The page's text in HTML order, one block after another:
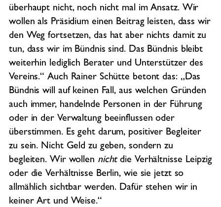
überhaupt nicht, noch nicht mal im Ansatz. Wir
wollen als Präsidium einen Beitrag leisten, dass wir
den Weg fortsetzen, das hat aber nichts damit zu
tun, dass wir im Bündnis sind. Das Bündnis bleibt
weiterhin lediglich Berater und Unterstützer des
Vereins.“ Auch Rainer Schütte betont das: „Das
Bündnis will auf keinen Fall, aus welchen Gründen
auch immer, handelnde Personen in der Führung
oder in der Verwaltung beeinflussen oder
überstimmen. Es geht darum, positiver Begleiter
zu sein. Nicht Geld zu geben, sondern zu
begleiten. Wir wollen nichtdie Verhältnisse Leipzig
oder die Verhältnisse Berlin, wie sie jetzt so
allmählich sichtbar werden. Dafür stehen wir in
keiner Art und Weise.“